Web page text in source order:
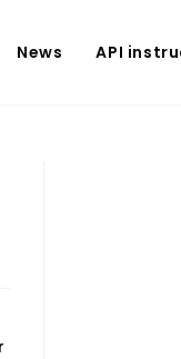
News API